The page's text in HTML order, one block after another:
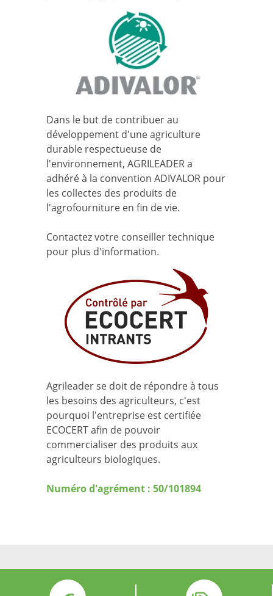
Dans le but de contribuer au
développement d'une agriculture
durable respectueuse de
l'environnement, AGRILEADER a
adhéré à la convention ADIVALOR pour
les collectes des produits de
l'agrofourniture en fin de vie.
Contactez votre conseiller technique
pour plus d'information.
Agrileader se doit de répondre à tous
les besoins des agriculteurs, c'est
pourquoi l'entreprise est certifiée
ECOCERT afin de pouvoir
commercialiser des produits aux
agriculteurs biologiques.
Numéro d'agrément : 50/101894